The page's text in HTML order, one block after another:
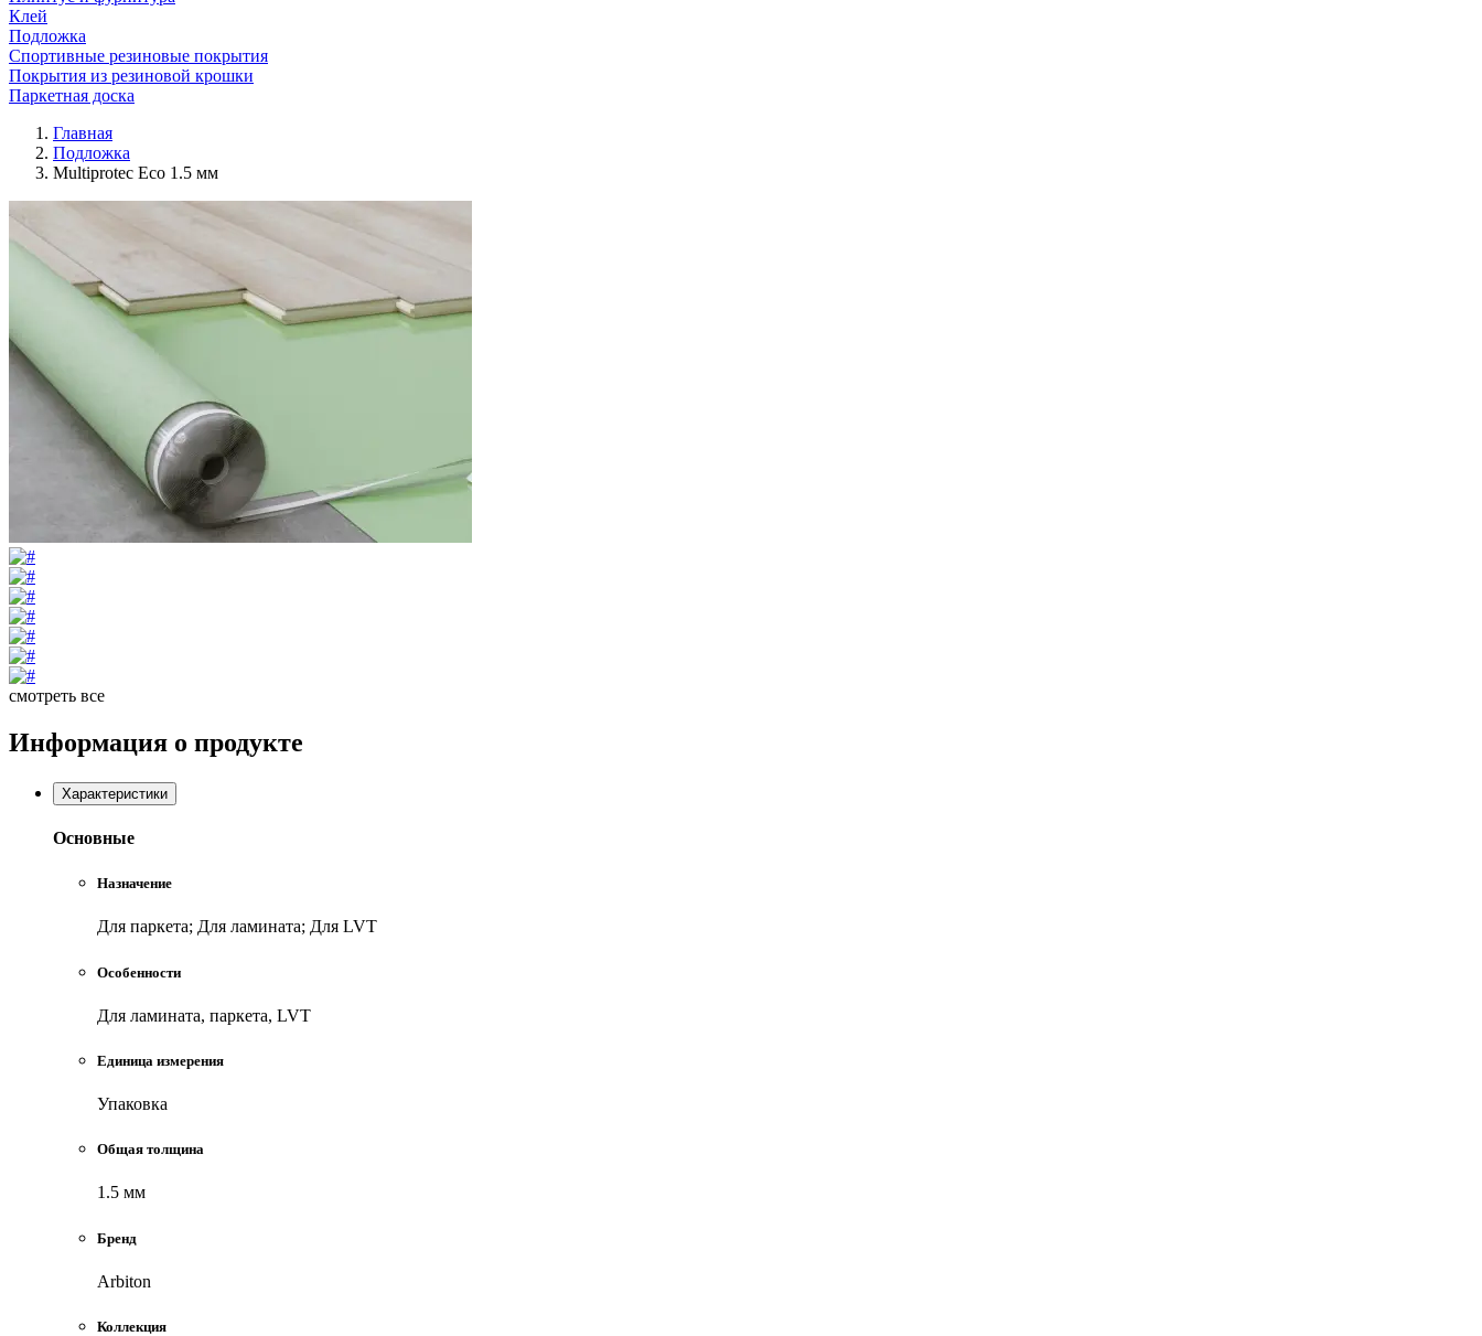
Клей
Подложка
Спортивные резиновые покрытия
Покрытия из резиновой крошки
Паркетная доска
Главная
Подложка
Multiprotec Eco 1.5 мм
смотреть все
Информация о продукте
Характеристики
Основные
Назначение
Для паркета; Для ламината; Для LVT
Особенности
Для ламината, паркета, LVT
Единица измерения
Упаковка
Общая толщина
1.5 мм
Бренд
Arbiton
Коллекция